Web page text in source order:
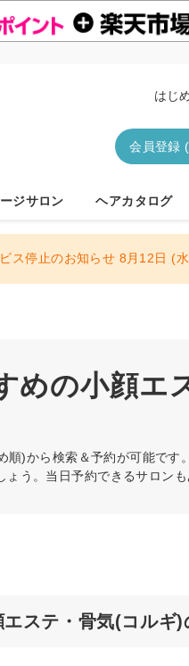
はじ
会員登録
ジサロン ヘアカタログ
ス停止のお知らせ 8月12日 (
めの小顔エ
順)から検索＆予約が可能です
う。当日予約できるサロンも
ステ・骨気(コルギ)